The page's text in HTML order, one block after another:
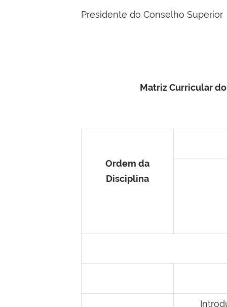
Presidente do Conselho Superior
Matriz Curricular
Ordem da
Disciplina